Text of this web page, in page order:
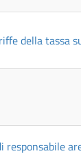
della tassa